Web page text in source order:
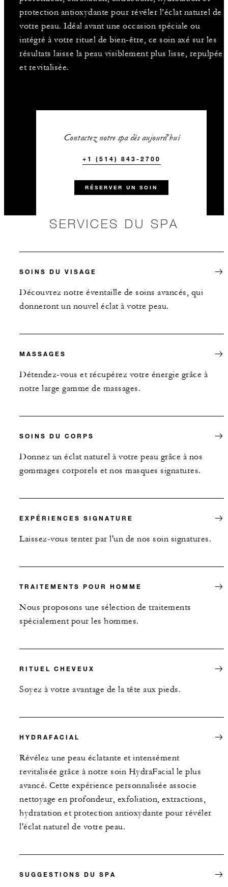
protection antioxydante pour révéler l’éclat naturel de
votre peau. Idéal avant une occasion spéciale ou
intégré à votre rituel de bien-être, ce soin axé sur les
résultats laisse la peau visiblement plus lisse, repulpée
et revitalisée.
Contactez notre spa dès aujourd'hui
+1 (514) 843-2700
RÉSERVER UN SOIN
SERVICES DU SPA
SOINS DU VISAGE
Découvrez notre éventaille de soins avancés, qui
donneront un nouvel éclat à votre peau.
MASSAGES
Détendez-vous et récupérez votre énergie grâce à
notre large gamme de massages.
SOINS DU CORPS
Donnez un éclat naturel à votre peau grâce à nos
gommages corporels et nos masques signatures.
EXPÉRIENCES SIGNATURE
Laissez-vous tenter par l'un de nos soin signatures.
TRAITEMENTS POUR HOMME
Nous proposons une sélection de traitements
spécialement pour les hommes.
RITUEL CHEVEUX
Soyez à votre avantage de la tête aux pieds.
HYDRAFACIAL
Révélez une peau éclatante et intensément
revitalisée grâce à notre soin HydraFacial le plus
avancé. Cette expérience personnalisée associe
nettoyage en profondeur, exfoliation, extractions,
hydratation et protection antioxydante pour révéler
l'éclat naturel de votre peau.
SUGGESTIONS DU SPA